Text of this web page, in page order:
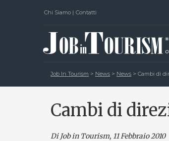
Chi Siamo | Contatti
Job In Tourism > News > News > Cambi di
Cambi di
Di Job in Tourism, 11 Febbraio 2010